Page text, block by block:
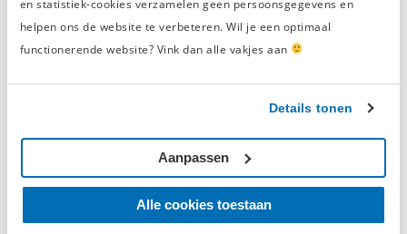
en statistiek-cookies verzamelen geen persoonsgegevens en
helpen ons de website te verbeteren. Wil je een optimaal
functionerende website? Vink dan alle vakjes aan
Details tonen
Alle cookies toestaan
Aanpassen
Prima product met een goede prijs/kwaliteit verhouding.
Johnny
Raadt dit product aan